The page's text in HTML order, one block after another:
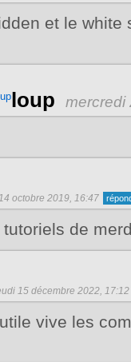
et le white
loup mercredi
octobre 2019, 16:47
de
15 décembre 2022, 17:12
vive les